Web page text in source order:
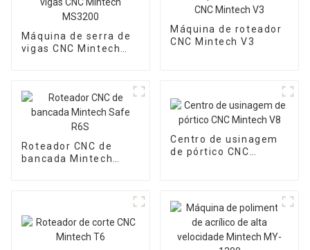
Máquina de serra de
vigas CNC Mintech
Máquina de roteador
CNC Mintech V3
Roteador CNC de
bancada Mintech
Centro de usinagem
de pórtico CNC